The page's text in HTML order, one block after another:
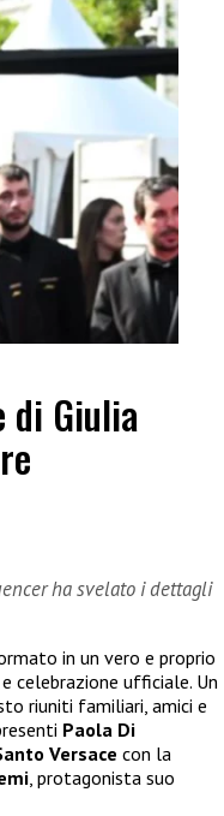
di Giulia
ha svelato i dettagli
in un vero e proprio
celebrazione ufficiale. Un
riuniti familiari, amici e
Paola Di
Versace con la
, protagonista suo